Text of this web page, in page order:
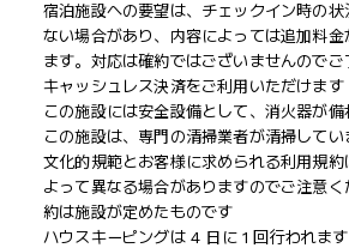
宿泊施設への要望は、チェックイン時の
ない場合があり、内容によっては追加料
ます。対応は確約ではございませんのでご
キャッシュレス決済をご利用いただけます
この施設には安全設備として、消火器が
この施設は、専門の清掃業者が清掃してい
文化的規範とお客様に求められる利用規
よって異なる場合がありますのでご注意
約は施設が定めたものです
ハウスキーピングは 4 日に 1 回行われます